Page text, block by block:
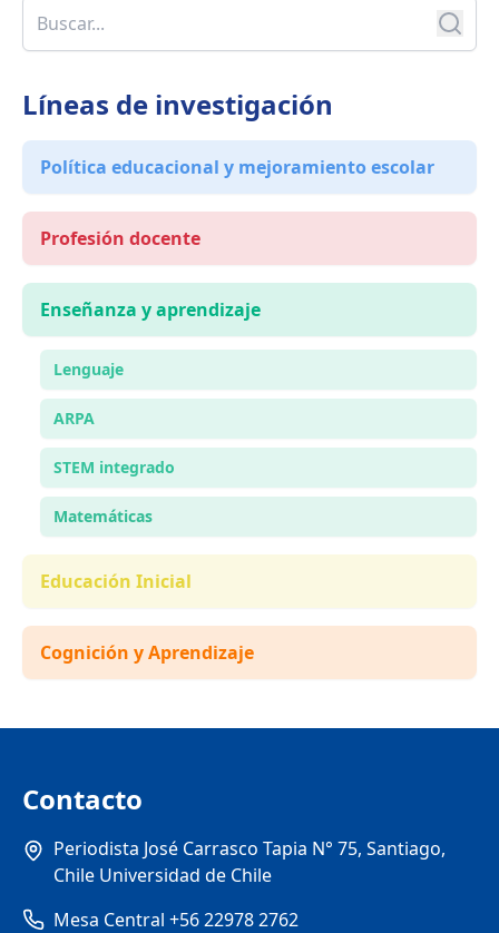
Líneas de investigación
Política educacional y mejoramiento escolar
Profesión docente
Enseñanza y aprendizaje
Lenguaje
ARPA
STEM integrado
Matemáticas
Educación Inicial
Cognición y Aprendizaje
Contacto
Periodista José Carrasco Tapia N° 75, Santiago,
Chile Universidad de Chile
Mesa Central +56 22978 2762